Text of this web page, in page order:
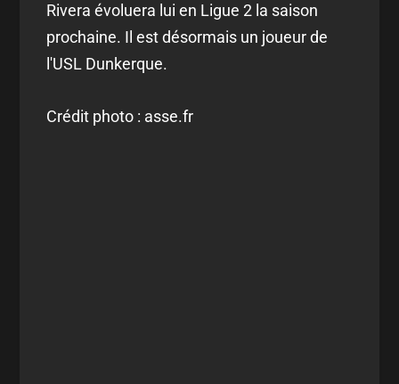
Rivera évoluera lui en Ligue 2 la saison
prochaine. Il est désormais un joueur de
l'USL Dunkerque.
Crédit photo : asse.fr